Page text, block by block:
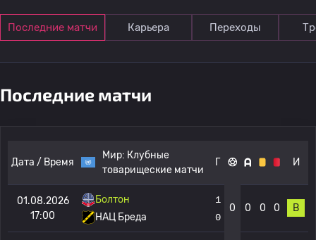
Последние матчи Карьера Переходы
Последние матчи
Дата / Время
Мир: Клубные
товарищеские матчи
Г И
01.08.2026
17:00
Болтон
НАЦ Бреда
1
0
0 0 0 0 В